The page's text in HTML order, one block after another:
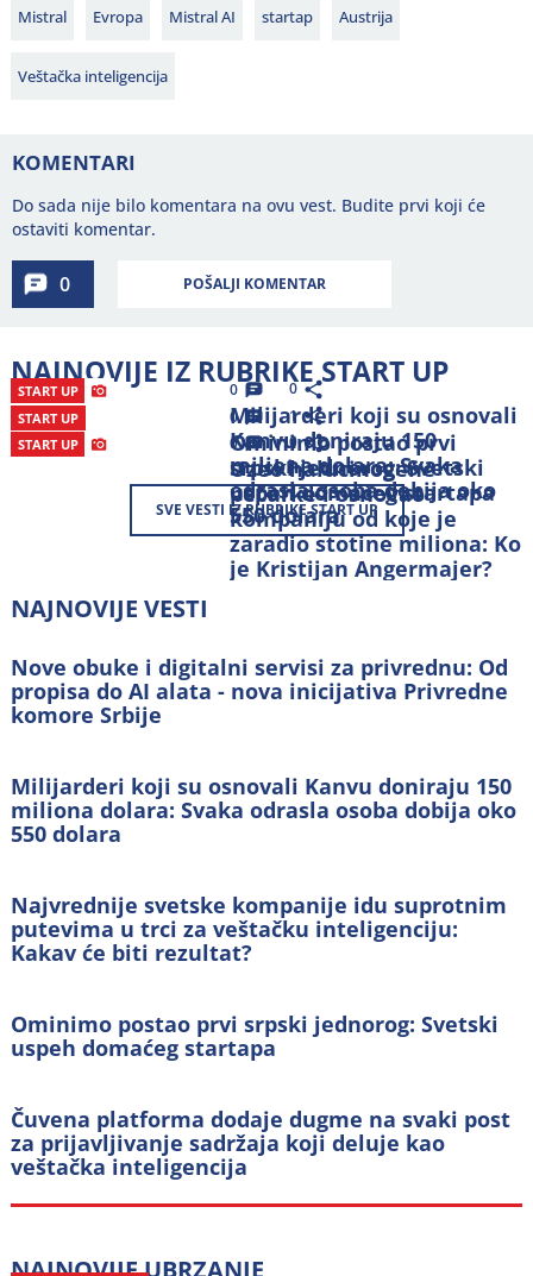
Mistral Evropa Mistral AI startap Austrija
Veštačka inteligencija
KOMENTARI
Do sada nije bilo komentara na ovu vest. Budite prvi koji će
ostaviti komentar.
0 POŠALJI KOMENTAR
NAJNOVIJE IZ RUBRIKE START UP
START UP
Milijarderi koji su osnovali
Kanvu doniraju 150
miliona dolara: Svaka
odrasla osoba dobija oko
550 dolara
0 0
START UP
Ominimo postao prvi
srpski jednorog: Svetski
uspeh domaćeg startapa
0 1
START UP
Uzeo halucinogene
pečurke i osnovao
kompaniju od koje je
zaradio stotine miliona: Ko
je Kristijan Angermajer?
0 0
SVE VESTI IZ RUBRIKESTART UP
NAJNOVIJE VESTI
Nove obuke i digitalni servisi za privrednu: Od
propisa do AI alata - nova inicijativa Privredne
komore Srbije
Milijarderi koji su osnovali Kanvu doniraju 150
miliona dolara: Svaka odrasla osoba dobija oko
550 dolara
Najvrednije svetske kompanije idu suprotnim
putevima u trci za veštačku inteligenciju:
Kakav će biti rezultat?
Ominimo postao prvi srpski jednorog: Svetski
uspeh domaćeg startapa
Čuvena platforma dodaje dugme na svaki post
za prijavljivanje sadržaja koji deluje kao
veštačka inteligencija
NAJNOVIJEUBRZANJE